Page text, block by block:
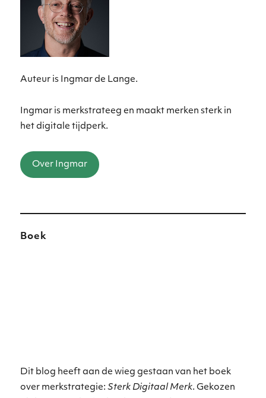
Auteur is Ingmar de Lange.
Ingmar is merkstrateeg en maakt merken sterk in
het digitale tijdperk.
Over Ingmar
Boek
Dit blog heeft aan de wieg gestaan van het boek
over merkstrategie:Sterk Digitaal Merk. Gekozen